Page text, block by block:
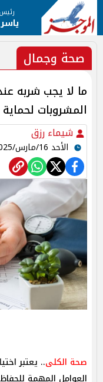
رئيس
صحة وجمال
ما لا يجب شربه
المشروبات
شيماء رزق
الأحد 16/مارس/2025 - 10:47 م
صحة الكلى.. يعتبر
العوامل المهمة